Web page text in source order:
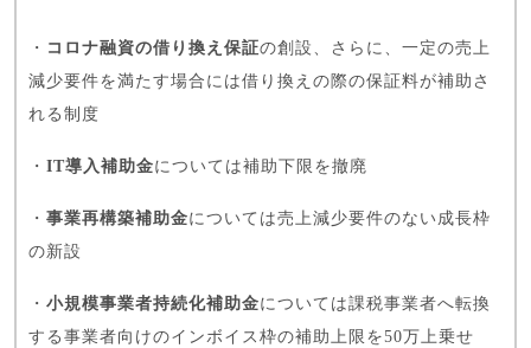
・ コロナ融資の借り換え保証の創設、さらに、一定の売上
減少要件を満たす場合には借り換えの際の保証料が補助さ
れる制度
・ IT導入補助金については補助下限を撤廃
・ 事業再構築補助金については売上減少要件のない成長枠
の新設
・ 小規模事業者持続化補助金については課税事業者へ転換
する事業者向けのインボイス枠の補助上限を50万上乗せ